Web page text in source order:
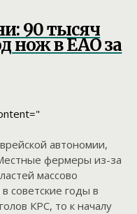
90 тысяч
нож в ЕАО за
автономии,
фермеры из-за
массово
советские годы в
КРС, то к началу